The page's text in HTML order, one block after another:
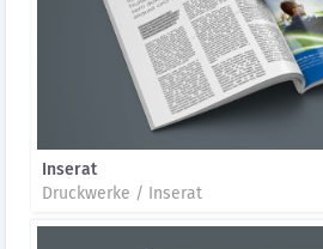
Inserat
Druckwerke / Inserat